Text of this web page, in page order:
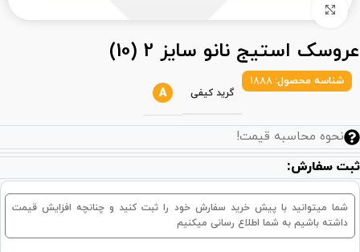
عروسک استیج نانو سایز 2 (10)
شناسه محصول: 1888
گرید کیفی A
نحوه محاسبه قیمت!
ثبت سفارش:
شما میتوانید با پیش خرید سفارش خود را ثبت کنید و چنانچه افزایش قیمت
داشته باشیم به شما اطلاع رسانی میکنیم